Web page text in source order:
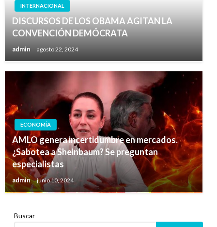
INTERNACIONAL
DISCURSOS DE LOS OBAMA AGITAN LA
CONVENCIÓN DEMÓCRATA
admin agosto 22, 2024
ECONOMÍA
AMLO genera incertidumbre en mercados.
¿Sabotea a Sheinbaum? Se preguntan
especialistas
admin junio 10, 2024
Buscar